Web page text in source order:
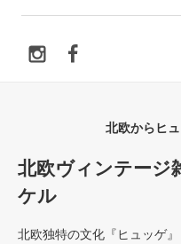
北欧からヒ
北欧ヴィンテージ
ケル
北欧独特の文化『ヒュッゲ